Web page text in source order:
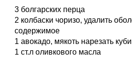
3 болгарских перца
2 колбаски чоризо, удалить
содержимое
1 авокадо, мякоть нарезать
1 ст.л оливкового масла